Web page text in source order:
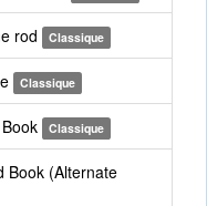
rod Classique
Classique
Classique
Book (Alternate